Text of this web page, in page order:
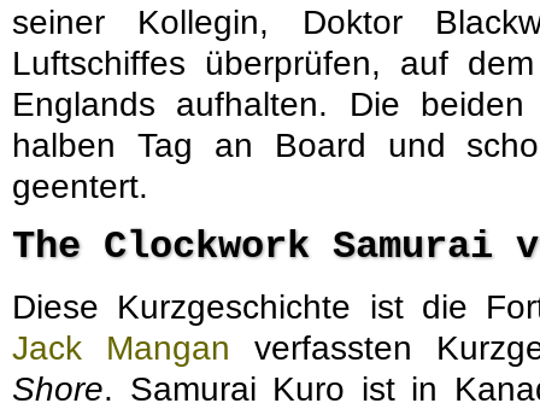
seiner Kollegin, Doktor
Luftschiffes überprüfen, auf
Englands aufhalten. Die
halben Tag an Board und
geentert.
The Clockwork Samurai
Diese Kurzgeschichte ist die
Jack Mangan verfassten
Shore. Samurai Kuro ist in